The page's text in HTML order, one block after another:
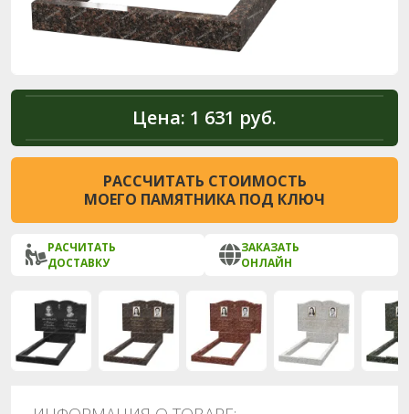
Цена: 1 631 руб.
РАССЧИТАТЬ СТОИМОСТЬ
МОЕГО ПАМЯТНИКА ПОД КЛЮЧ
РАСЧИТАТЬ
ДОСТАВКУ
ЗАКАЗАТЬ
ОНЛАЙН